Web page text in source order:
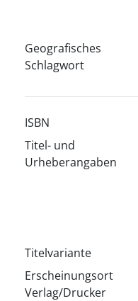
Geografisches
Schlagwort
ISBN
Titel- und
Urheberangaben
Titelvariante
Erscheinungsort
Verlag/Drucker